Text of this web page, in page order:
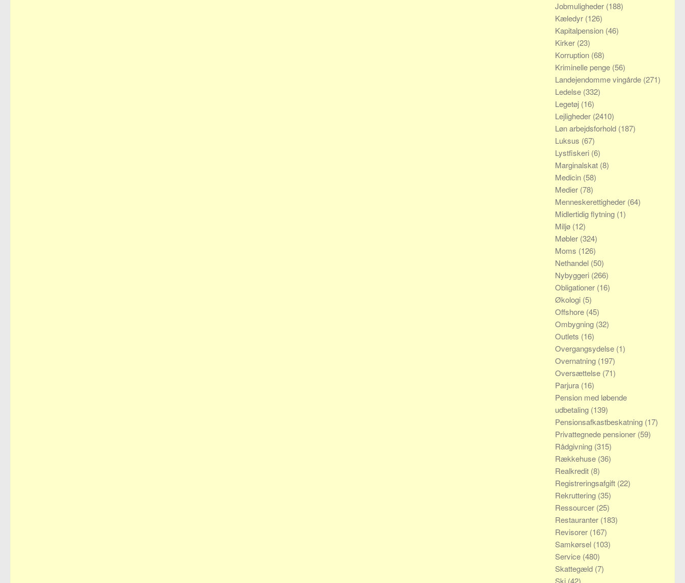
Jobmuligheder (188)
Kæledyr (126)
Kapitalpension (46)
Kirker (23)
Korruption (68)
Kriminelle penge (56)
Landejendomme vingårde (271)
Ledelse (332)
Legetøj (16)
Lejligheder (2410)
Løn arbejdsforhold (187)
Luksus (67)
Lystfiskeri (6)
Marginalskat (8)
Medicin (58)
Medier (78)
Menneskerettigheder (64)
Midlertidig flytning (1)
Miljø (12)
Møbler (324)
Moms (126)
Nethandel (50)
Nybyggeri (266)
Obligationer (16)
Økologi (5)
Offshore (45)
Ombygning (32)
Outlets (16)
Overgangsydelse (1)
Overnatning (197)
Oversættelse (71)
Parjura (16)
Pension med løbende
udbetaling (139)
Pensionsafkastbeskatning (17)
Privattegnede pensioner (59)
Rådgivning (315)
Rækkehuse (36)
Realkredit (8)
Registreringsafgift (22)
Rekruttering (35)
Ressourcer (25)
Restauranter (183)
Revisorer (167)
Samkørsel (103)
Service (480)
Skattegæld (7)
Ski (42)